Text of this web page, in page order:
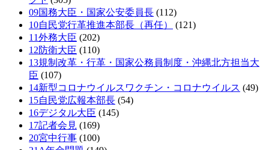
09国務大臣・国家公安委員長 (112)
10自民党行革推進本部長（再任）
(121)
11外務大臣 (202)
12防衛大臣 (110)
13規制改革・行革・国家公務員制度・沖縄北方担当大
臣 (107)
14新型コロナウイルスワクチン・コロナウイルス (49)
15自民党広報本部長 (54)
16デジタル大臣 (145)
17記者会見 (169)
20宮中行事 (100)